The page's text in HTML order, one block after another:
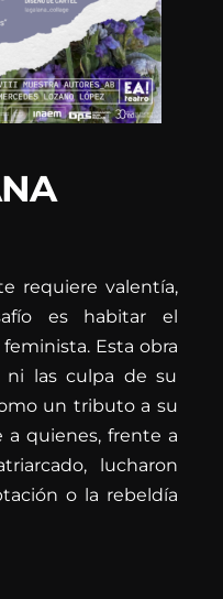
requiere valentía,
es habitar el
Esta obra
ni las culpa de su
un tributo a su
a quienes, frente a
lucharon
o la rebeldía